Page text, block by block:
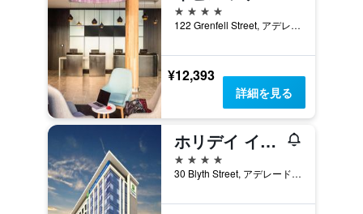
4つ星
122 Grenfell Street, アデレード, SA, オーストラリア
¥12,393
詳細を見る
ホリデイ イン エクスプレス アデレード シティセンター
4つ星
30 Blyth Street, アデレード, SA, オーストラリア